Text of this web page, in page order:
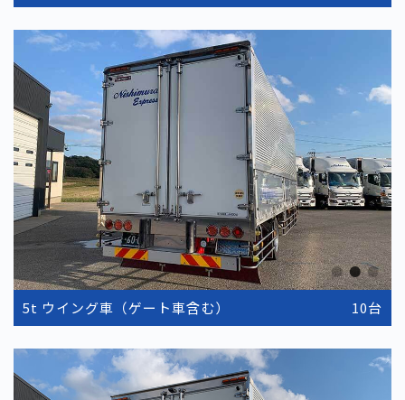
5t ウイング車（ゲート車含む） 10台